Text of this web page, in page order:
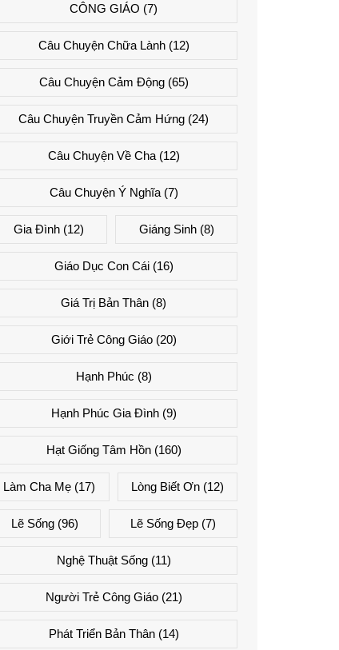
CÔNG GIÁO (7)
Câu Chuyện Chữa Lành(12)
Câu Chuyện Cảm Động(65)
Câu Chuyện Truyền Cảm Hứng (24)
Câu Chuyện Về Cha(12)
Câu Chuyện Ý Nghĩa(7)
Gia Đình(12) Giáng Sinh(8)
Giáo Dục Con Cái(16)
Giá Trị Bản Thân (8)
Giới Trẻ Công Giáo(20)
Hạnh Phúc (8)
Hạnh Phúc Gia Đình(9)
Hạt Giống Tâm Hồn(160)
Làm Cha Mẹ (17) Lòng Biết Ơn(12)
Lẽ Sống (96) Lẽ Sống Đẹp(7)
Nghệ Thuật Sống(11)
Người Trẻ Công Giáo(21)
Phát Triển Bản Thân(14)